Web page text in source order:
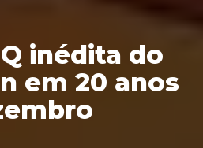
inédita do
em 20 anos